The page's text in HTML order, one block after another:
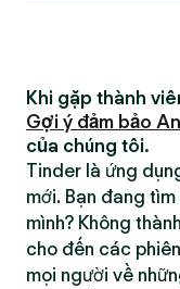
Khi gặp thành
Gợi ý đảm bảo
của chúng tôi.
Tinder là ứng
mới. Bạn đang
mình? Không
cho đến các
mọi người về